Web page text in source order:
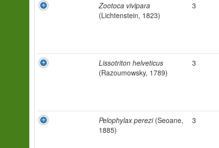
Zootoca vivipara
(Lichtenstein, 1823)
3
Lissotriton helveticus
(Razoumowsky, 1789)
3
Pelophylax perezi(Seoane,
1885)
3